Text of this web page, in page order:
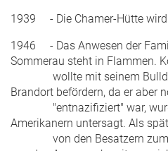
1939 - Die Chamer-Hütte wird
1946 - Das Anwesen der
Sommerau steht in Flammen.
wollte mit seinem
Brandort befördern, da er aber
"entnazifiziert" war,
Amerikanern untersagt. Als
von den Besatzern zum